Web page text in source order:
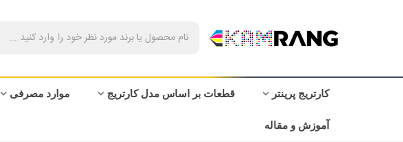
کارتریج پرینتر قطعات بر اساس مدل کارتریج موارد مصرفی
آموزش و مقاله